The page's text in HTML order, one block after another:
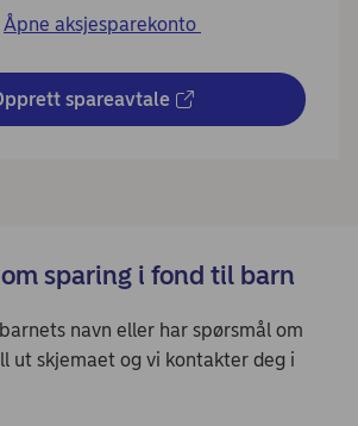
Åpne aksjesparekonto
spareavtale
sparing i fond til barn
navn eller har spørsmål om
ut skjemaet og vi kontakter deg i